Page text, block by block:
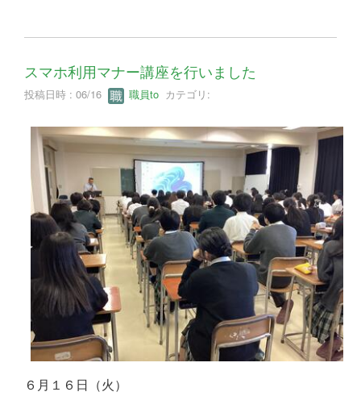
スマホ利用マナー講座を行いました
投稿日時 : 06/16 職員to カテゴリ:
６月１６日（火）